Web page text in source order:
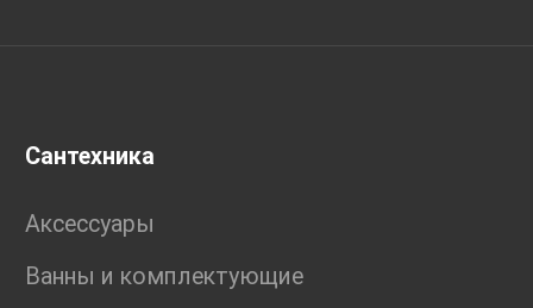
Сантехника
Аксессуары
Ванны и комплектующие